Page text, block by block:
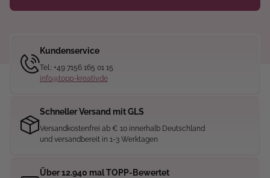
Kundenservice
Tel.: +49 7156 165 01 15
info@topp-kreativ.de
Schneller Versand mit GLS
Versandkostenfrei ab € 10 innerhalb Deutschland
und versandbereit in 1-3 Werktagen
Über 12.940 mal TOPP-Bewertet